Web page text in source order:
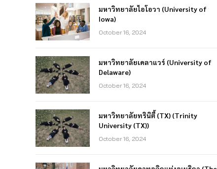
มหาวิทยาลัยไอโอวา (University of
Iowa)
October 16, 2024
มหาวิทยาลัยเดลาแวร์ (University of
Delaware)
October 16, 2024
มหาวิทยาลัยทรินิตี้ (TX) (Trinity
University (TX))
October 16, 2024